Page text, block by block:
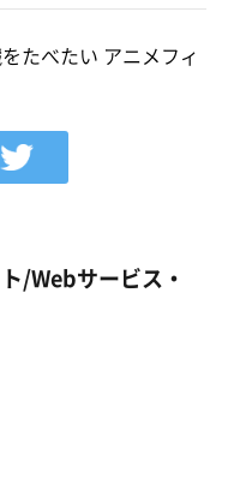
たべたい アニメフィ
/Webサービス・